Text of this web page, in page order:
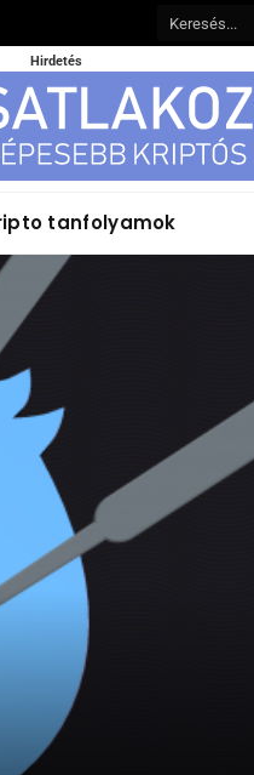
Hirdetés
tanfolyamok